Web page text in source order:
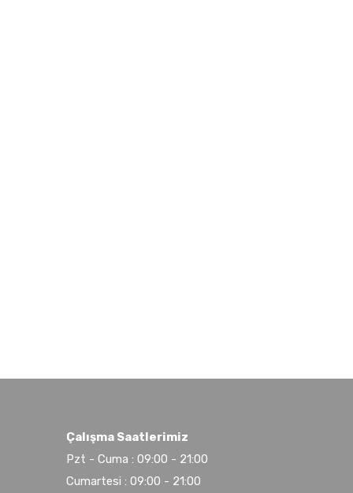
Çalışma Saatlerimiz
Pzt - Cuma : 09:00 - 21:00
Cumartesi : 09:00 - 21:00